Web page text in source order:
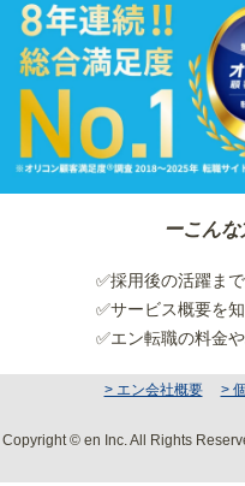
ーこん
✅採用後の活躍ま
✅サービ
✅エン転職の料金
> エン会社概要 >
Copyright © en Inc. All Rights